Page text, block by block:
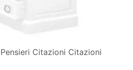
Citazioni Citazioni